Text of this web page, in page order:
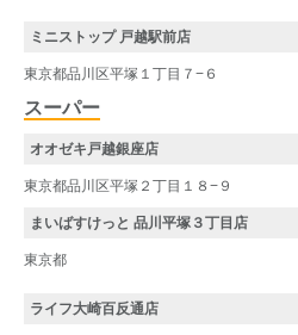
ミニストップ 戸越駅前店
東京都品川区平塚１丁目７−６
スーパー
オオゼキ戸越銀座店
東京都品川区平塚２丁目１８−９
まいばすけっと 品川平塚３丁目店
東京都
ライフ大崎百反通店